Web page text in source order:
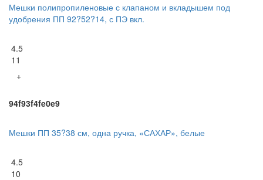
Мешки полипропиленовые с клапаном и вкладышем под
удобрения ПП 92?52?14, с ПЭ вкл.
4.5
11
+
94f93f4fe0e9
Мешки ПП 35?38 см, одна ручка, «САХАР», белые
4.5
10